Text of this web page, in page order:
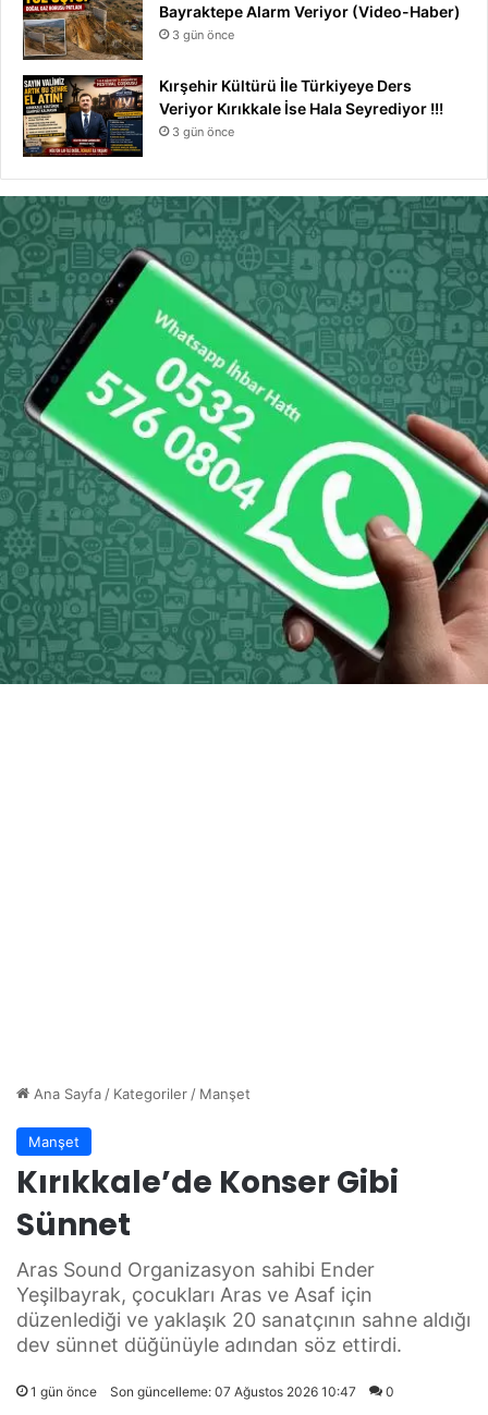
Bayraktepe Alarm Veriyor (Video-Haber)
3 gün önce
Kırşehir Kültürü İle Türkiyeye Ders
Veriyor Kırıkkale İse Hala Seyrediyor !!!
3 gün önce